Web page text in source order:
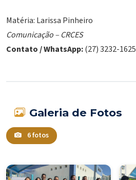
Matéria: Larissa Pinheiro
Comunicação – CRCES
Contato / WhatsApp:(27) 3232-1625
Galeria de Fotos
6 fotos